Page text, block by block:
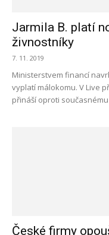
Jarmila B. platí
živnostníky
7. 11. 2019
Ministerstvem financí
vyplatí málokomu. V Live
přináší oproti
České firmy